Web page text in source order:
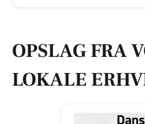
OPSLAG FRA
LOKALE